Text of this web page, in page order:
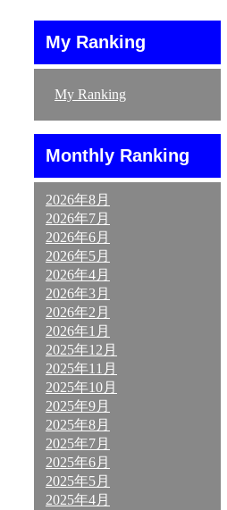
My Ranking
My Ranking
Monthly Ranking
2026年8月
2026年7月
2026年6月
2026年5月
2026年4月
2026年3月
2026年2月
2026年1月
2025年12月
2025年11月
2025年10月
2025年9月
2025年8月
2025年7月
2025年6月
2025年5月
2025年4月